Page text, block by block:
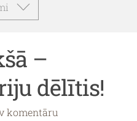
–
dēlītis!
komentāru